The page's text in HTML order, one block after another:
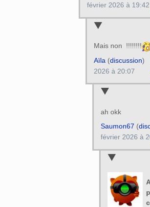
février 2026 à 19:42
Mais non !!!!!!!!
Aïla (discussion)
2026 à 20:07
ah okk
Saumon67 (
février 2026 à